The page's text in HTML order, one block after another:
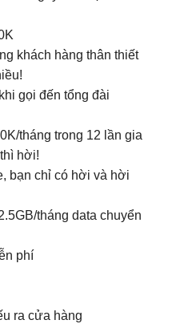
khách hàng thân thiết
gọi đến tổng đài
tháng trong 12 lần gia
hời!
bạn chỉ có hời và hời
tháng data chuyển
phí
ra cửa hàng